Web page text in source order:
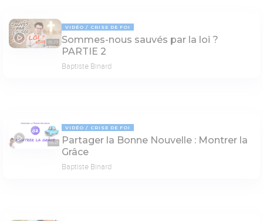
05:23
VIDÉO CRISE DE FOI
Sommes-nous sauvés par la loi ?
PARTIE 2
Baptiste Binard
09:21
VIDÉO CRISE DE FOI
Partager la Bonne Nouvelle : Montrer la
Grâce
Baptiste Binard